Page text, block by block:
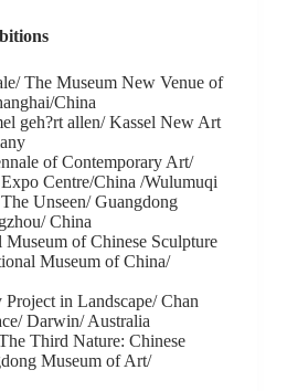
The Museum New Venue of
China
geh?rt allen/ Kassel New Art
of Contemporary Art/
Centre/China /Wulumuqi
Unseen/ Guangdong
China
of Chinese Sculpture
Museum of China/
in Landscape/ Chan
Darwin/ Australia
Third Nature: Chinese
Museum of Art/